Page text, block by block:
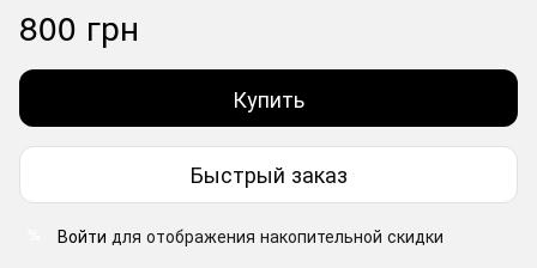
800 грн
Купить
Быстрый заказ
Войти для отображения накопительной скидки